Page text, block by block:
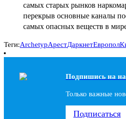
самых старых рынков
перекрыв основные каналы
самых опасных веществ в
Теги:ArchetypАрестДаркнетЕвропол
Подпишись на
Только важные
Подписаться